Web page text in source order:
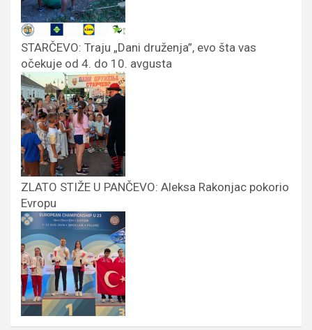
STARČEVO: Traju „Dani druženja”, evo šta vas
očekuje od 4. do 10. avgusta
ZLATO STIŽE U PANČEVO: Aleksa Rakonjac pokorio
Evropu